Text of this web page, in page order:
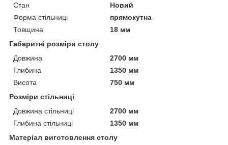
Стан
Новий
Форма стільниці
прямокутна
Товщина
18 мм
Габаритні розміри столу
Довжина
2700 мм
Глибина
1350 мм
Висота
750 мм
Розміри стільниці
Довжина стільниці
2700 мм
Глибина стільниці
1350 мм
Матеріал виготовлення столу